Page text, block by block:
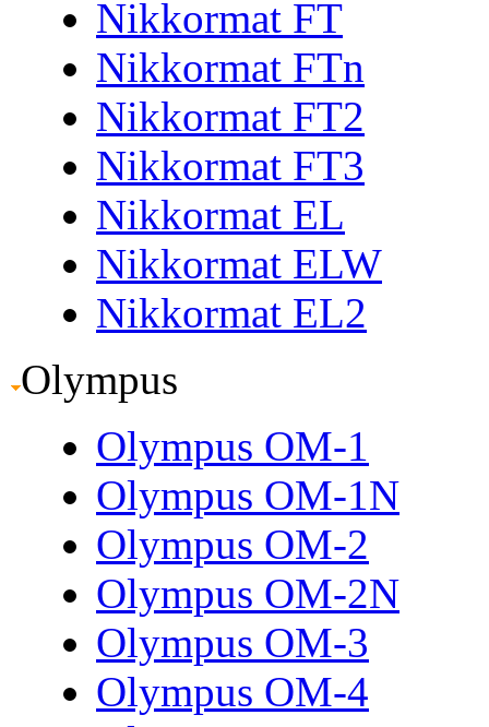
Nikkormat FT
Nikkormat FTn
Nikkormat FT2
Nikkormat FT3
Nikkormat EL
Nikkormat ELW
Nikkormat EL2
Olympus
Olympus OM-1
Olympus OM-1N
Olympus OM-2
Olympus OM-2N
Olympus OM-3
Olympus OM-4